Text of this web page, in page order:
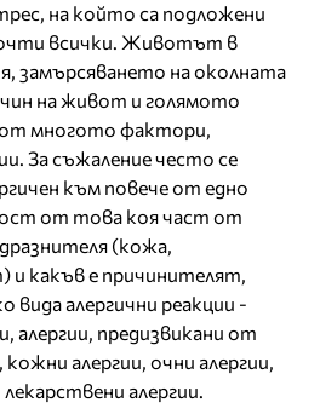
на който са подложени
всички. Животът в
замърсяването на околната
на живот и голямото
от многото фактори,
За съжаление често се
към повече от едно
от това коя част от
(кожа,
и какъв е причинителят,
алергични реакции -
алергии, предизвикани от
алергии, очни алергии,
алергии.